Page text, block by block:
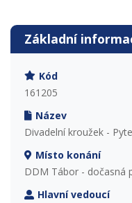
Základní
Kód
161205
Název
Divadelní kroužek -
Místo konání
DDM Tábor - dočasná
Hlavní vedoucí